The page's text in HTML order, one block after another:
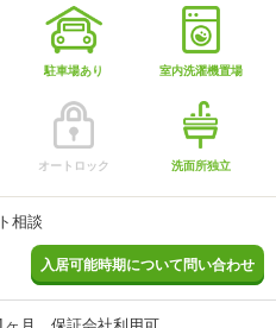
駐車場あり 室内洗濯機置場
オートロック 洗面所独立
相談
入居可能時期について問い合わせ